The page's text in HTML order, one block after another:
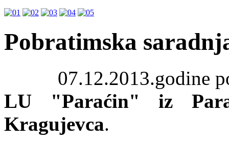
Pobratimska
07.12.2013.godine
LU "Paraćin" iz
Kragujevca.